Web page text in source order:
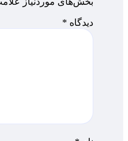
دیدگاه *